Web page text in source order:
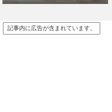
記事内に広告が含まれています。